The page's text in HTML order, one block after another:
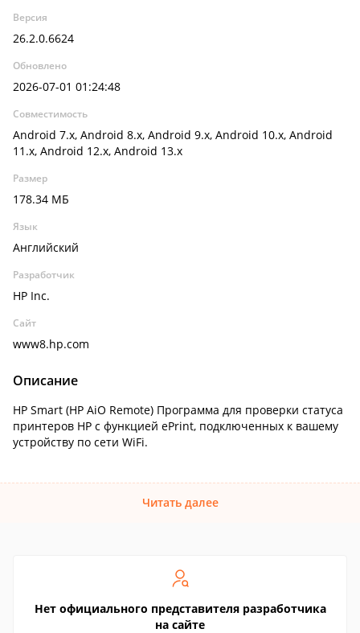
Версия
26.2.0.6624
Обновлено
2026-07-01 01:24:48
Совместимость
Android 7.x, Android 8.x, Android 9.x, Android 10.x, Android
11.x, Android 12.x, Android 13.x
Размер
178.34 МБ
Язык
Английский
Разработчик
HP Inc.
Сайт
www8.hp.com
Описание
HP Smart (HP AiO Remote) Программа для проверки статуса
принтеров HP с функцией ePrint, подключенных к вашему
устройству по сети WiFi.
Читать далее
Нет официального представителя разработчика
на сайте